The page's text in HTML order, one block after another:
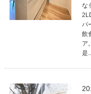
な
パ
飲
ア
是